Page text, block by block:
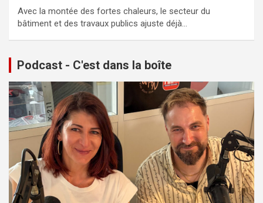
Avec la montée des fortes chaleurs, le secteur du
bâtiment et des travaux publics ajuste déjà…
Podcast - C'est dans la boîte